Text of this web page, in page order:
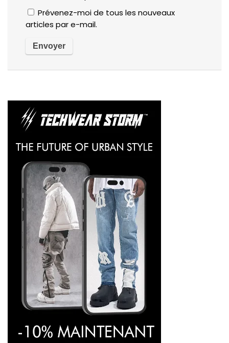
Prévenez-moi de tous les nouveaux
articles par e-mail.